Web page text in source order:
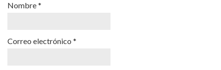
Nombre*
Correo electrónico *